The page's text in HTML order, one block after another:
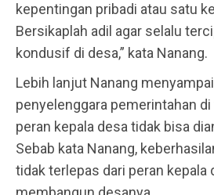
kepentingan pribadi atau satu
Bersikaplah adil agar selalu
kondusif di desa,” kata Nanang.
Lebih lanjut Nanang
penyelenggara pemerintahan
peran kepala desa tidak bisa
Sebab kata Nanang,
tidak terlepas dari peran kepala